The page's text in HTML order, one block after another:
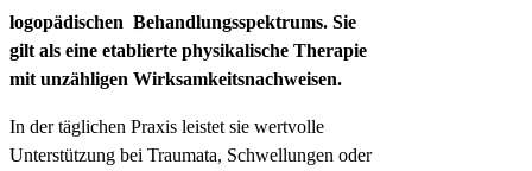
logopädischen Behandlungsspektrums. Sie
gilt als eine etablierte physikalische Therapie
mit unzähligen Wirksamkeitsnachweisen.
In der täglichen Praxis leistet sie wertvolle
Unterstützung bei Traumata, Schwellungen oder